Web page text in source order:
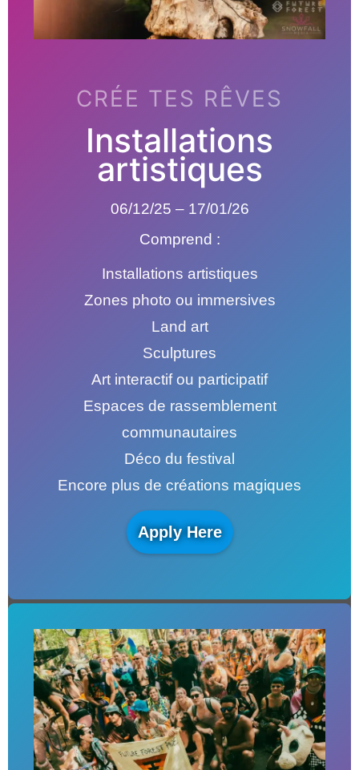
CRÉE TES RÊVES
Installations
artistiques
06/12/25 – 17/01/26
Comprend :
Installations artistiques
Zones photo ou immersives
Land art
Sculptures
Art interactif ou participatif
Espaces de rassemblement
communautaires
Déco du festival
Encore plus de créations magiques
Apply Here